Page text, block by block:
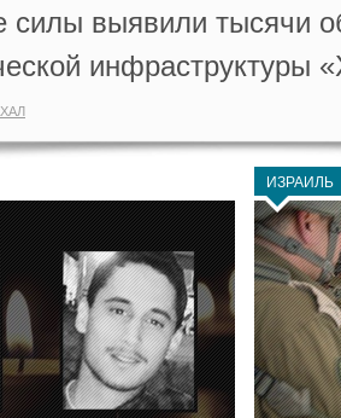
силы выявили тысячи
инфраструктуры
ИЗРАИЛЬ